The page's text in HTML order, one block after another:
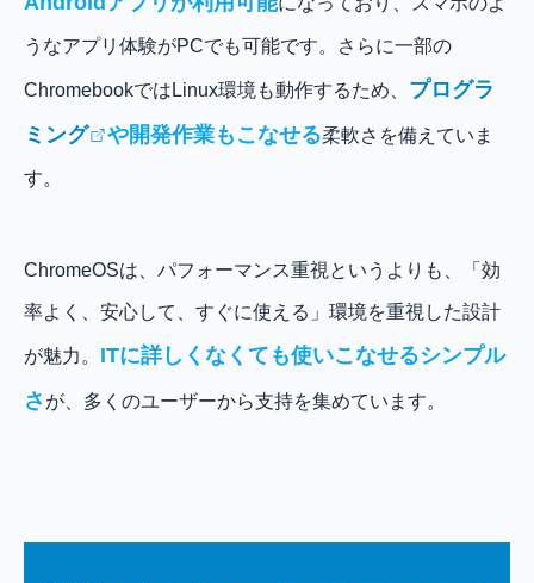
うなアプリ体験がPCでも可能です。さらに一部の
ChromebookではLinux環境も動作するため、 プログラ
ミング
や開発作業もこなせる柔軟さを備えていま
す。
ChromeOSは、パフォーマンス重視というよりも、「効
率よく、安心して、すぐに使える」環境を重視した設計
が魅力。 ITに詳しくなくても使いこなせるシンプル
さ が、多くのユーザーから支持を集めています。